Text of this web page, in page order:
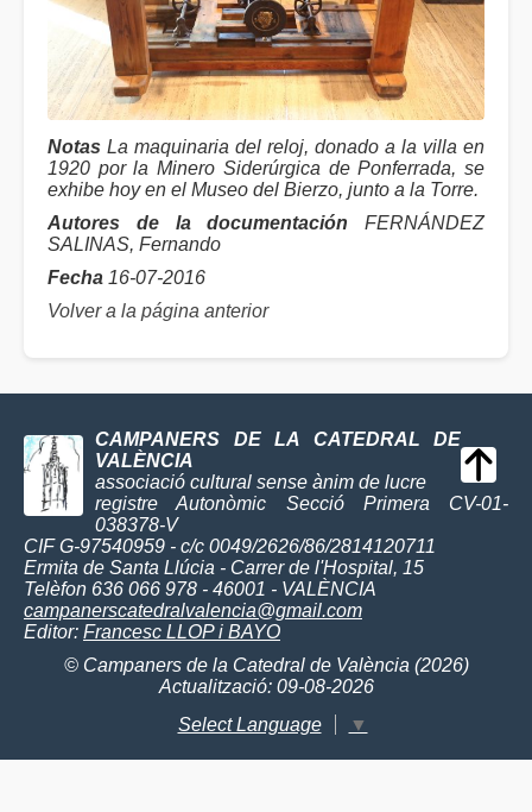
Notas La maquinaria del reloj, donado a la villa en
1920 por la Minero Siderúrgica de Ponferrada, se
exhibe hoy en el Museo del Bierzo, junto a la Torre.
Autores de la documentación FERNÁNDEZ
SALINAS, Fernando
Fecha 16-07-2016
Volver a la página anterior
CAMPANERS DE LA CATEDRAL DE
VALÈNCIA
associació cultural sense ànim de lucre
registre Autonòmic Secció Primera CV-01-
038378-V
CIF G-97540959 - c/c 0049/2626/86/2814120711
Ermita de Santa Llúcia - Carrer de l'Hospital, 15
Telèfon 636 066 978 - 46001 - VALÈNCIA
campanerscatedralvalencia@gmail.com
Editor: Francesc LLOP i BAYO
© Campaners de la Catedral de València (2026)
Actualització: 09-08-2026
Select Language
▼